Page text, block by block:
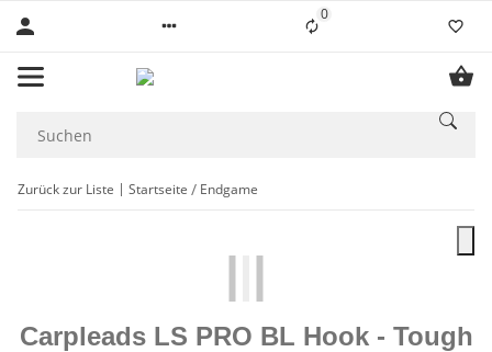
0Liste ist leer
Zurück zur Liste Startseite Endgame
Carpleads LS PRO BL Hook - Tough